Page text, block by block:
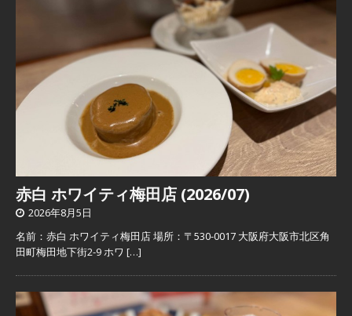
赤白 ホワイティ梅田店 (2026/07)
2026年8月5日
名前：赤白 ホワイティ梅田店 場所：〒530-0017 大阪府大阪市北区角
田町梅田地下街2-9 ホワ […]